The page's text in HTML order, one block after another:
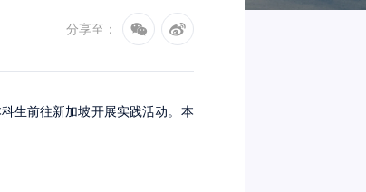
分享至：
生前往新加坡开展实践活动。本